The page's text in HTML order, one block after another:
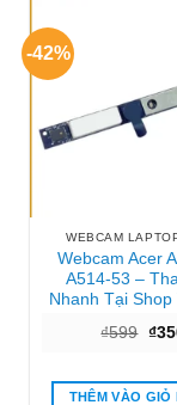
-42%
WEBCAM
Webcam Acer
A514-53 –
Nhanh Tại Shop
₫599 Giá
₫
THÊM VÀO GIỎ